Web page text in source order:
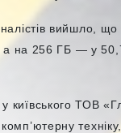
вийшло,
а на 256 ГБ — у
ТОВ